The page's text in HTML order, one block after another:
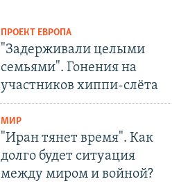
ПРОЕКТ ЕВРОПА
"Задерживали целыми
семьями". Гонения на
участников хиппи-слёта
МИР
"Иран тянет время". Как
долго будет ситуация
между миром и войной?